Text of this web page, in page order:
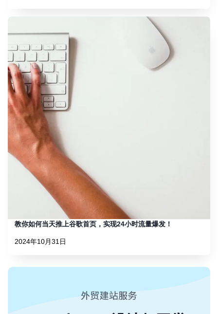
教你如何当天推上谷歌首页，实现24小时流量爆发！
2024年10月31日